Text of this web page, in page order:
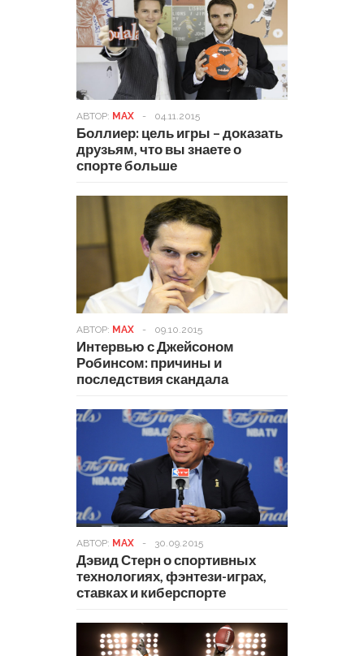
АВТОР: MAX - 04.11.2015
Боллиер: цель игры – доказать
друзьям, что вы знаете о
спорте больше
АВТОР: MAX - 09.10.2015
Интервью с Джейсоном
Робинсом: причины и
последствия скандала
АВТОР: MAX - 30.09.2015
Дэвид Стерн о спортивных
технологиях, фэнтези-играх,
ставках и киберспорте